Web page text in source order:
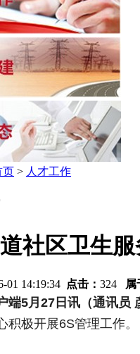
页 > 人才工作
社区卫生
01 14:19:34 点击： 324 属
端5月27日讯（通讯员
积极开展6S管理工作。